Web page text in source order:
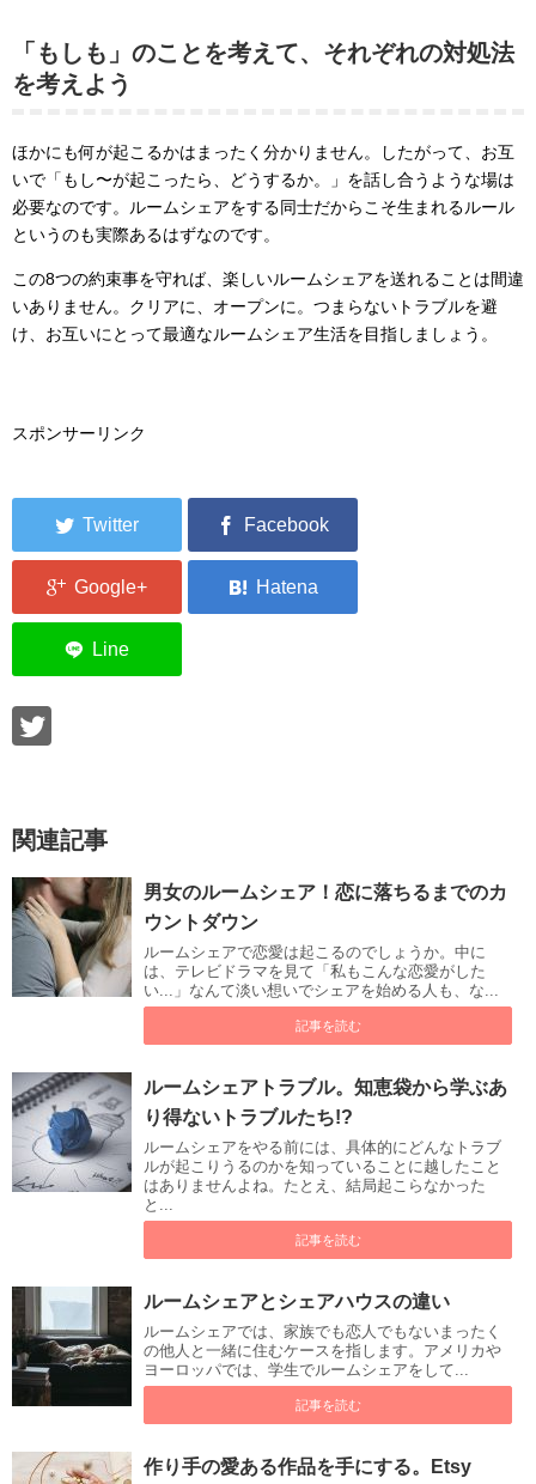
「もしも」のことを考えて、それぞれの対処法
を考えよう
ほかにも何が起こるかはまったく分かりません。したがって、お互
いで「もし〜が起こったら、どうするか。」を話し合うような場は
必要なのです。ルームシェアをする同士だからこそ生まれるルール
というのも実際あるはずなのです。
この8つの約束事を守れば、楽しいルームシェアを送れることは間違
いありません。クリアに、オープンに。つまらないトラブルを避
け、お互いにとって最適なルームシェア生活を目指しましょう。
スポンサーリンク
関連記事
男女のルームシェア！恋に落ちるまでのカ
ウントダウン
ルームシェアで恋愛は起こるのでしょうか。中に
は、テレビドラマを見て「私もこんな恋愛がした
い...」なんて淡い想いでシェアを始める人も、な...
記事を読む
ルームシェアトラブル。知恵袋から学ぶあ
り得ないトラブルたち!?
ルームシェアをやる前には、具体的にどんなトラブ
ルが起こりうるのかを知っていることに越したこと
はありませんよね。たとえ、結局起こらなかった
と...
記事を読む
ルームシェアとシェアハウスの違い
ルームシェアでは、家族でも恋人でもないまったく
の他人と一緒に住むケースを指します。アメリカや
ヨーロッパでは、学生でルームシェアをして...
記事を読む
作り手の愛ある作品を手にする。Etsy